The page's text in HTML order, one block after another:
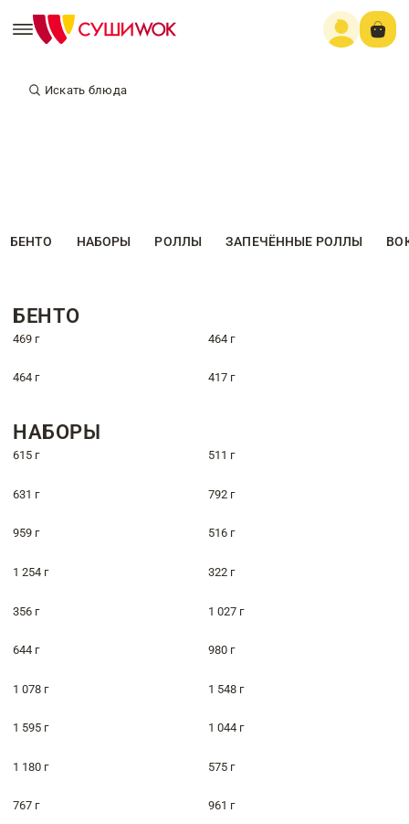
Искать блюда
БЕНТО НАБОРЫ РОЛЛЫ ЗАПЕЧЁННЫЕ РОЛЛЫ
БЕНТО
469 г 464 г
464 г 417 г
НАБОРЫ
615 г 511 г
631 г 792 г
959 г 516 г
1 254 г 322 г
356 г 1 027 г
644 г 980 г
1 078 г 1 548 г
1 595 г 1 044 г
1 180 г 575 г
767 г 961 г